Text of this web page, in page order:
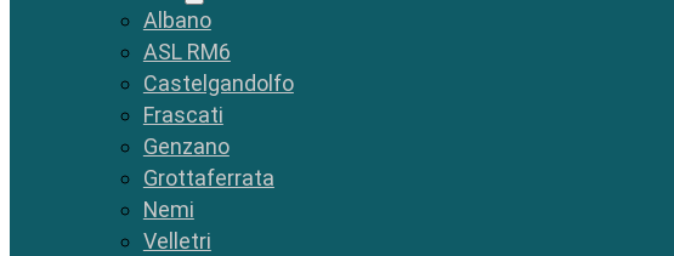
Albano
ASL RM6
Castelgandolfo
Frascati
Genzano
Grottaferrata
Nemi
Velletri